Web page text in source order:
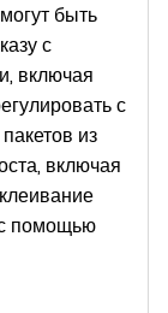
быть
с
включая
с
из
включая
помощью